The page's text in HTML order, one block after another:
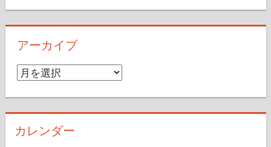
アーカイブ
ア
イ
カレンダー